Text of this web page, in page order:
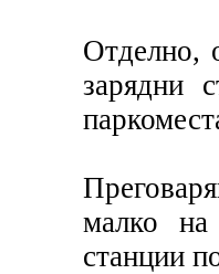
Отделно,
зарядни
малко
станции